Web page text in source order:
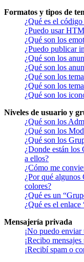
Formatos y tipos de
¿Qué es el
¿Puedo usar
¿Qué son los
¿Puedo publicar
¿Qué son los
¿Qué son los
¿Qué son los
¿Qué son los
¿Qué son los
Niveles de usuario y
¿Qué son los
¿Qué son los
¿Qué son los
¿Donde están
a ellos?
¿Cómo me
¿Por qué algunos
colores?
¿Qué es un
¿Qué es el
Mensajería privada
¡No puedo
¡Recibo
¡Recibí spam o